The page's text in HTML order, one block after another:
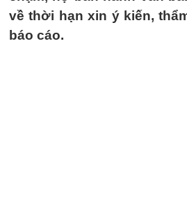
về thời hạn xin ý kiến,
báo cáo.